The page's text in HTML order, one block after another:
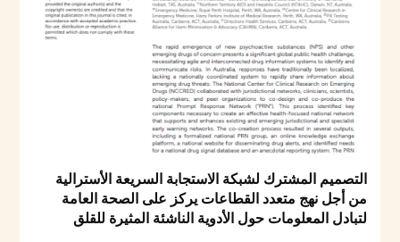
التصميم المشترك لشبكة الاستجابة السريعة الأسترالية
من أجل نهج متعدد القطاعات يركز على الصحة العامة
لتبادل المعلومات حول الأدوية الناشئة المثيرة للقلق